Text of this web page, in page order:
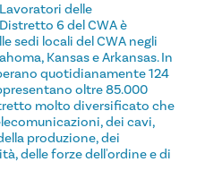
delle
6 del CWA è
sedi locali del CWA negli
Kansas e Arkansas. In
quotidianamente 124
oltre 85.000
molto diversificato che
dei cavi,
produzione, dei
delle forze dell'ordine e di